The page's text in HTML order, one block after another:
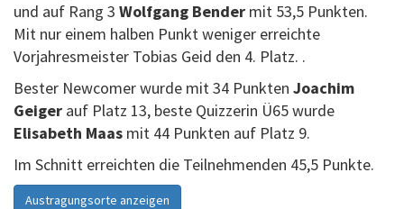
und auf Rang 3 Wolfgang Bender mit 53,5 Punkten.
Mit nur einem halben Punkt weniger erreichte
Vorjahresmeister Tobias Geid den 4. Platz. .
Bester Newcomer wurde mit 34 Punkten Joachim
Geiger auf Platz 13, beste Quizzerin Ü65 wurde
Elisabeth Maas mit 44 Punkten auf Platz 9.
Im Schnitt erreichten die Teilnehmenden 45,5 Punkte.
Austragungsorte anzeigen